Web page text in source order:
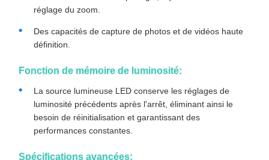
réglage du zoom.
Des capacités de capture de photos et de vidéos haute
définition.
Fonction de mémoire de luminosité:
La source lumineuse LED conserve les réglages de
luminosité précédents après l'arrêt, éliminant ainsi le
besoin de réinitialisation et garantissant des
performances constantes.
Spécifications avancées: